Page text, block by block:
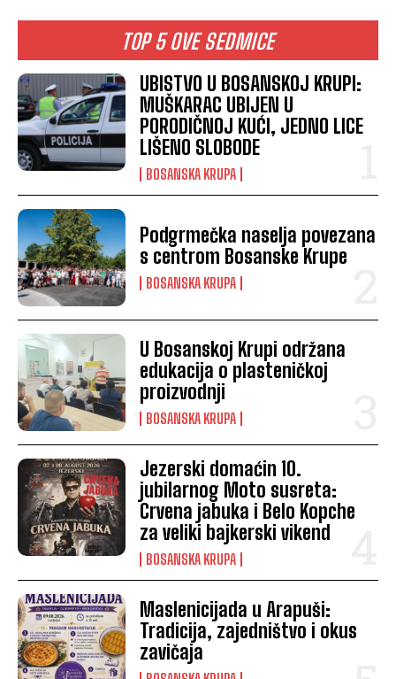
TOP 5 OVE SEDMICE
UBISTVO U BOSANSKOJ KRUPI:
MUŠKARAC UBIJEN U
PORODIČNOJ KUĆI, JEDNO LICE
LIŠENO SLOBODE
BOSANSKA KRUPA
Podgrmečka naselja povezana
s centrom Bosanske Krupe
BOSANSKA KRUPA
U Bosanskoj Krupi održana
edukacija o plasteničkoj
proizvodnji
BOSANSKA KRUPA
Jezerski domaćin 10.
jubilarnog Moto susreta:
Crvena jabuka i Belo Kopche
za veliki bajkerski vikend
BOSANSKA KRUPA
Maslenicijada u Arapuši:
Tradicija, zajedništvo i okus
zavičaja